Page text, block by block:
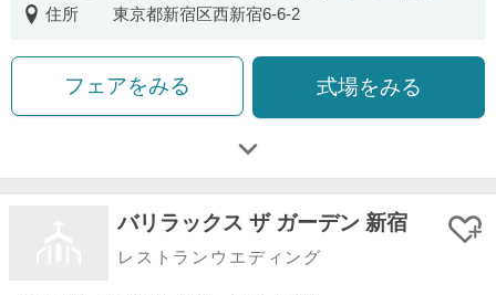
住所
東京都新宿区西新宿6-6-2
フェアをみる 式場をみる
バリラックス ザ ガーデン 新宿
レストランウエディング